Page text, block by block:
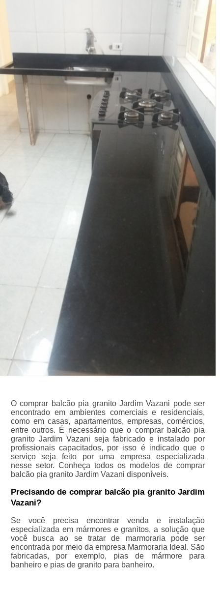
O comprar balcão pia granito Jardim Vazani pode ser
encontrado em ambientes comerciais e residenciais,
como em casas, apartamentos, empresas, comércios,
entre outros. É necessário que o comprar balcão pia
granito Jardim Vazani seja fabricado e instalado por
profissionais capacitados, por isso é indicado que o
serviço seja feito por uma empresa especializada
nesse setor. Conheça todos os modelos de comprar
balcão pia granito Jardim Vazani disponíveis.
Precisando de comprar balcão pia granito Jardim
Vazani?
Se você precisa encontrar venda e instalação
especializada em mármores e granitos, a solução que
você busca ao se tratar de marmoraria pode ser
encontrada por meio da empresa Marmoraria Ideal. São
fabricadas, por exemplo, pias de mármore para
banheiro e pias de granito para banheiro.